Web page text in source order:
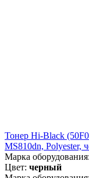
Тонер Hi-Black
MS810dn, Polyester,
Марка оборудования:
Цвет: черный